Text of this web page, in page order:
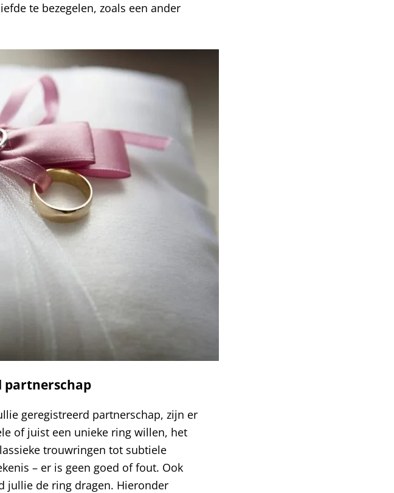
te bezegelen, zoals een ander
partnerschap
geregistreerd partnerschap, zijn er
of juist een unieke ring willen, het
trouwringen tot subtiele
– er is geen goed of fout. Ook
jullie de ring dragen. Hieronder